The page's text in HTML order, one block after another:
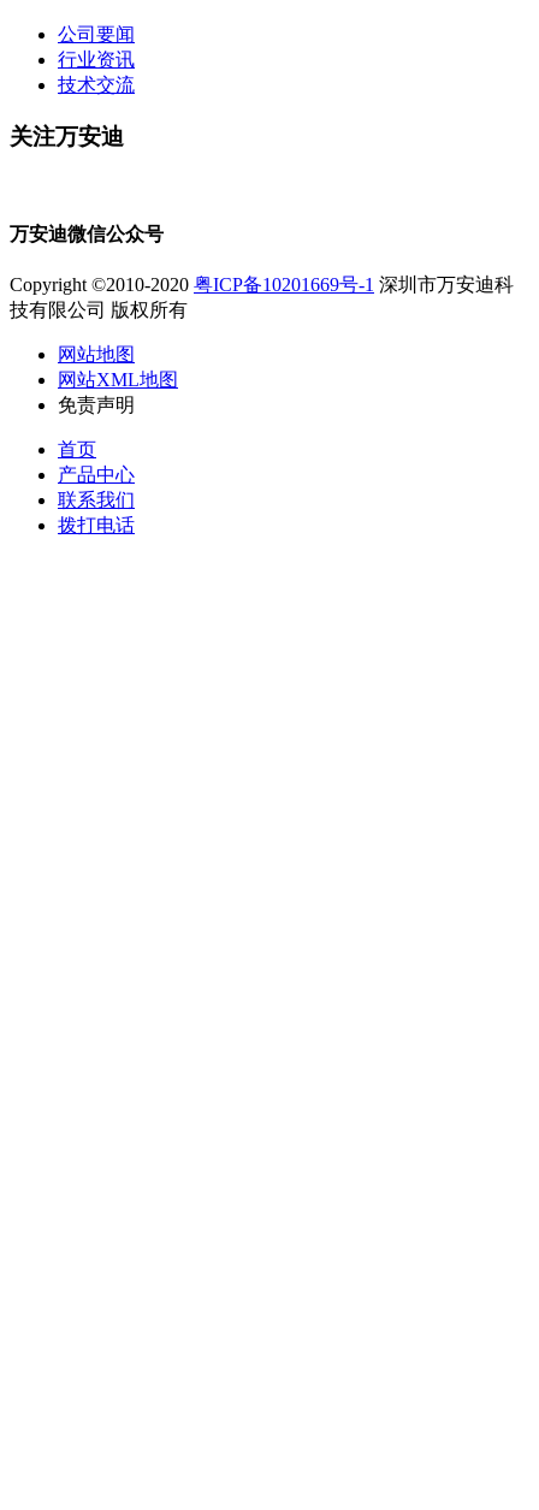
公司要闻
行业资讯
技术交流
关注万安迪
万安迪微信公众号
Copyright ©2010-2020 粤ICP备10201669号-1 深圳市万安迪科
技有限公司 版权所有
网站地图
网站XML地图
免责声明
首页
产品中心
联系我们
拨打电话